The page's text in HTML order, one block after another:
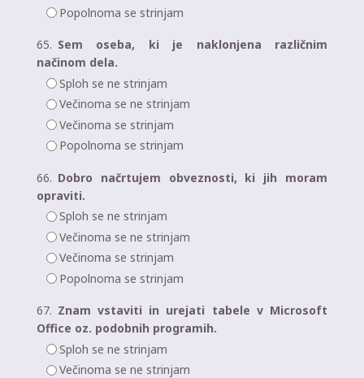
Popolnoma se strinjam
65. Sem oseba, ki je naklonjena različnim
načinom dela.
Sploh se ne strinjam
Večinoma se ne strinjam
Večinoma se strinjam
Popolnoma se strinjam
66. Dobro načrtujem obveznosti, ki jih moram
opraviti.
Sploh se ne strinjam
Večinoma se ne strinjam
Večinoma se strinjam
Popolnoma se strinjam
67. Znam vstaviti in urejati tabele v Microsoft
Office oz. podobnih programih.
Sploh se ne strinjam
Večinoma se ne strinjam